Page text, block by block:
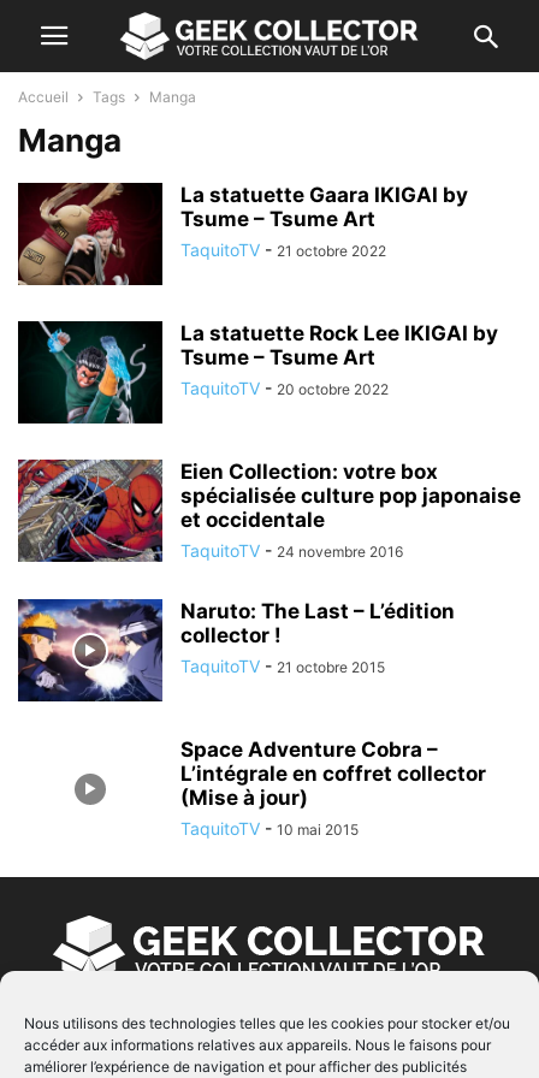
Nous utilisons des technologies telles que les cookies pour stocker et/ou
accéder aux informations relatives aux appareils. Nous le faisons pour
améliorer l’expérience de navigation et pour afficher des publicités
Accueil Tags Manga
Manga
La statuette Gaara IKIGAI by
Tsume – Tsume Art
TaquitoTV - 21 octobre 2022
La statuette Rock Lee IKIGAI by
Tsume – Tsume Art
TaquitoTV - 20 octobre 2022
Eien Collection: votre box
spécialisée culture pop japonaise
et occidentale
TaquitoTV - 24 novembre 2016
Naruto: The Last – L’édition
collector !
TaquitoTV - 21 octobre 2015
Space Adventure Cobra –
L’intégrale en coffret collector
(Mise à jour)
TaquitoTV - 10 mai 2015
À PROPOS